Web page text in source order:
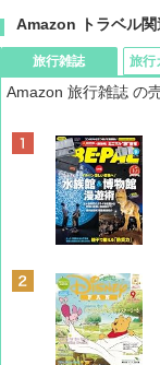
Amazon トラベル関
旅行雑誌
Amazon 旅行雑誌 の
旅行